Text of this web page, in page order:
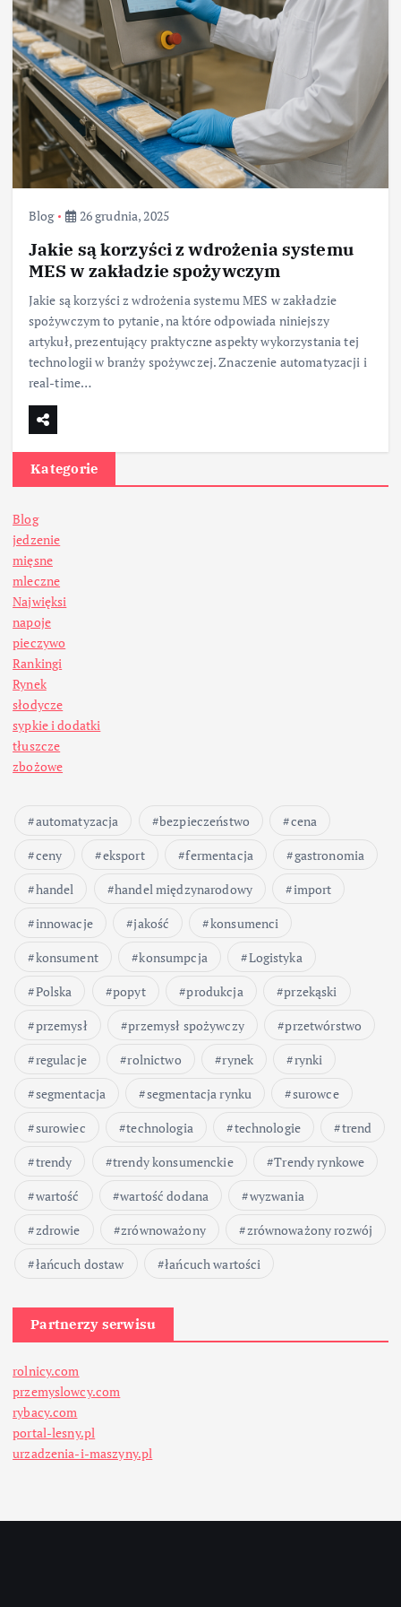
Blog 26 grudnia, 2025
Jakie są korzyści z wdrożenia systemu
MES w zakładzie spożywczym
Jakie są korzyści z wdrożenia systemu MES w zakładzie
spożywczym to pytanie, na które odpowiada niniejszy
artykuł, prezentujący praktyczne aspekty wykorzystania tej
technologii w branży spożywczej. Znaczenie automatyzacji i
real-time…
Kategorie
Blog
jedzenie
mięsne
mleczne
Najwięksi
napoje
pieczywo
Rankingi
Rynek
słodycze
sypkie i dodatki
tłuszcze
zbożowe
automatyzacja bezpieczeństwo
cena
ceny
eksport fermentacja
gastronomia
handel
handel międzynarodowy
import
innowacje
jakość
konsumenci
konsument
konsumpcja
Logistyka
Polska
popyt produkcja
przekąski
przemysł
przemysł spożywczy
przetwórstwo
regulacje
rolnictwo rynek
rynki
segmentacja
segmentacja rynku
surowce
surowiec
technologia technologie
trend
trendy
trendy konsumenckie
Trendy rynkowe
wartość
wartość dodana
wyzwania
zdrowie
zrównoważony
zrównoważony rozwój
łańcuch dostaw
łańcuch wartości
Partnerzy serwisu
rolnicy.com
przemyslowcy.com
rybacy.com
portal-lesny.pl
urzadzenia-i-maszyny.pl